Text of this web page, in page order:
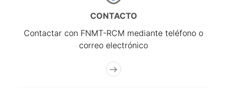
CONTACTO
Contactar con FNMT-RCM mediante teléfono o
correo electrónico